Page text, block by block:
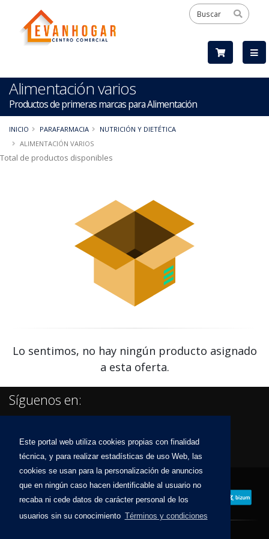
Este portal web utiliza cookies propias con finalidad
técnica, y para realizar estadísticas de uso Web, las
cookies se usan para la personalización de anuncios
que en ningún caso hacen identificable al usuario no
recaba ni cede datos de carácter personal de los
usuarios sin su conocimiento Términos y condiciones
Alimentación varios
Productos de primeras marcas para Alimentación
INICIO PARAFARMACIA
NUTRICIÓN Y DIETÉTICA
ALIMENTACIÓN VARIOS
Total de productos disponibles
Lo sentimos, no hay ningún producto asignado
a esta oferta.
Síguenos en: